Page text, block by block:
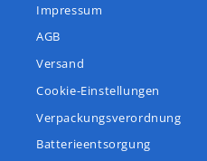
Impressum
AGB
Versand
Cookie-Einstellungen
Verpackungsverordnung
Batterieentsorgung